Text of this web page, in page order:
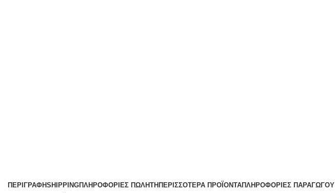
ΠΕΡΙΓΡΑΦΉSHIPPINGΠΛΗΡΟΦΟΡΊΕΣ ΠΩΛΗΤΉ ΠΕΡΙΣΣΌΤΕΡΑ ΠΡΟΪΌΝΤΑΠΛΗΡΟΦΟΡΙΕΣ ΠΑΡΑΓΩΓΟΥ